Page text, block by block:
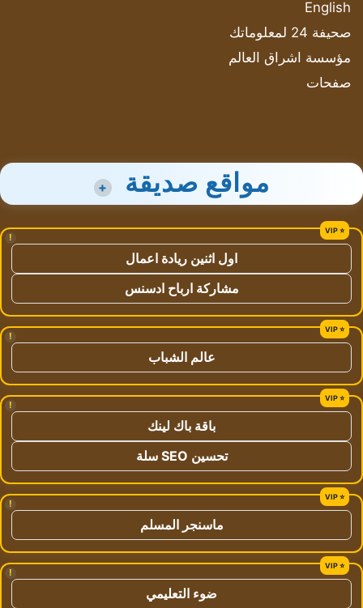
English
صحيفة 24 لمعلوماتك
مؤسسة اشراق العالم
صفحات
مواقع صديقة +
!
اول اثنين ريادة اعمال
مشاركة ارباح ادسنس
!
عالم الشباب
!
باقة باك لينك
تحسين SEO سلة
!
ماسنجر المسلم
!
ضوء التعليمي